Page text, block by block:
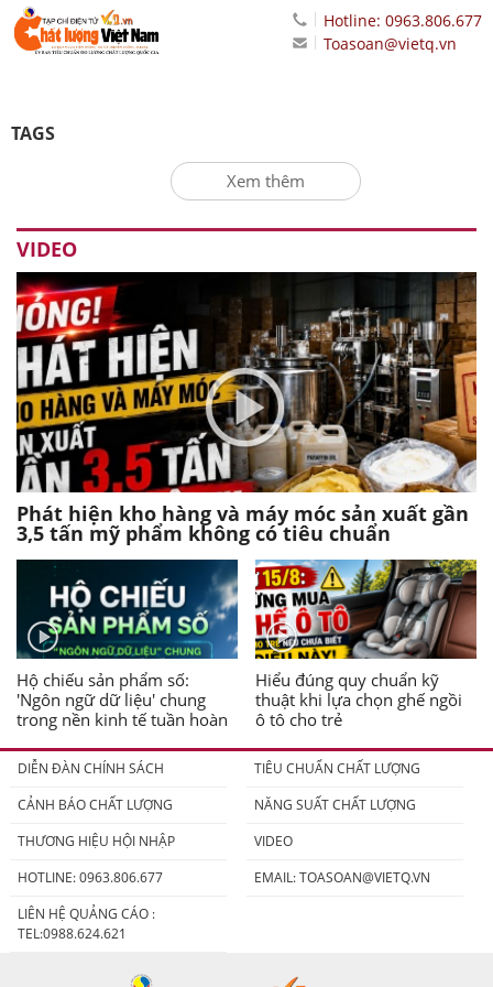
Hotline: 0963.806.677
Toasoan@vietq.vn
TAGS
Xem thêm
VIDEO
Phát hiện kho hàng và máy móc sản xuất gần
3,5 tấn mỹ phẩm không có tiêu chuẩn
Hộ chiếu sản phẩm số:
'Ngôn ngữ dữ liệu' chung
trong nền kinh tế tuần hoàn
Hiểu đúng quy chuẩn kỹ
thuật khi lựa chọn ghế ngồi
ô tô cho trẻ
DIỄN ĐÀN CHÍNH SÁCH
TIÊU CHUẨN CHẤT LƯỢNG
CẢNH BÁO CHẤT LƯỢNG
NĂNG SUẤT CHẤT LƯỢNG
THƯƠNG HIỆU HỘI NHẬP
VIDEO
HOTLINE: 0963.806.677
EMAIL:TOASOAN@VIETQ.VN
LIÊN HỆ QUẢNG CÁO :
TEL:0988.624.621